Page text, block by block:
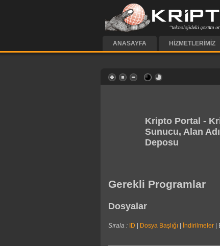
ANASAYFA HIZMETLERIMIZ
Kripto Portal -
Sunucu, Alan
Deposu
Gerekli Programlar
Dosyalar
Sırala : ID Dosya Başlığı İndirilmeler |